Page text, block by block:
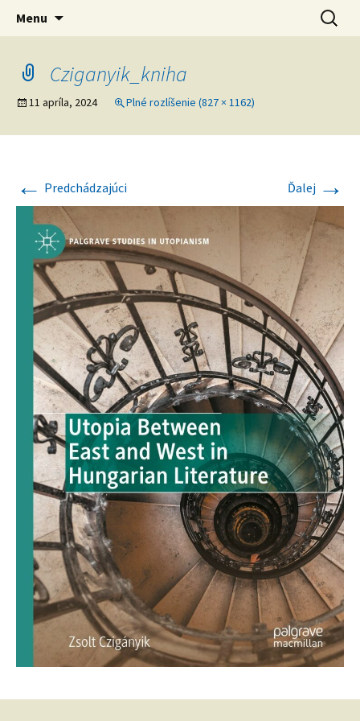
Ústav svetovej literatúry SAV
verejná výskumná inštitúcia
Menu Hľadať:
Cziganyik_kniha
11 apríla, 2024 Plné rozlíšenie (827 × 1162)
← Predchádzajúci Ďalej →